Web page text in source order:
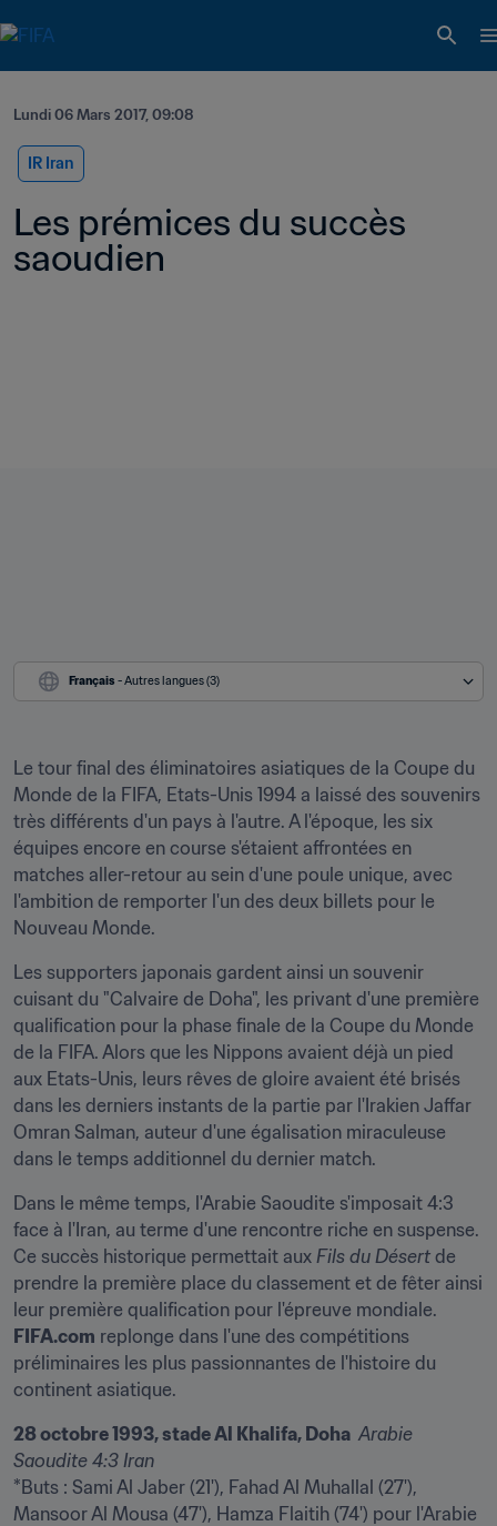
Lundi 06 Mars 2017, 09:08
IR Iran
Les prémices du succès
saoudien
Français - Autres langues (3)
Le tour final des éliminatoires asiatiques de la Coupe du
Monde de la FIFA, Etats-Unis 1994 a laissé des souvenirs
très différents d'un pays à l'autre. A l'époque, les six
équipes encore en course s'étaient affrontées en
matches aller-retour au sein d'une poule unique, avec
l'ambition de remporter l'un des deux billets pour le
Nouveau Monde.
Les supporters japonais gardent ainsi un souvenir
cuisant du "Calvaire de Doha", les privant d'une première
qualification pour la phase finale de la Coupe du Monde
de la FIFA. Alors que les Nippons avaient déjà un pied
aux Etats-Unis, leurs rêves de gloire avaient été brisés
dans les derniers instants de la partie par l'Irakien Jaffar
Omran Salman, auteur d'une égalisation miraculeuse
dans le temps additionnel du dernier match.
Dans le même temps, l'Arabie Saoudite s'imposait 4:3
face à l'Iran, au terme d'une rencontre riche en suspense.
Ce succès historique permettait aux Fils du Désert de
prendre la première place du classement et de fêter ainsi
FIFA.com replonge dans l'une des compétitions
préliminaires les plus passionnantes de l'histoire du
continent asiatique.
28 octobre 1993, stade Al Khalifa, Doha Arabie
Saoudite 4:3 Iran
*Buts : Sami Al Jaber (21'), Fahad Al Muhallal (27'),
Mansoor Al Mousa (47'), Hamza Flaitih (74') pour l'Arabie